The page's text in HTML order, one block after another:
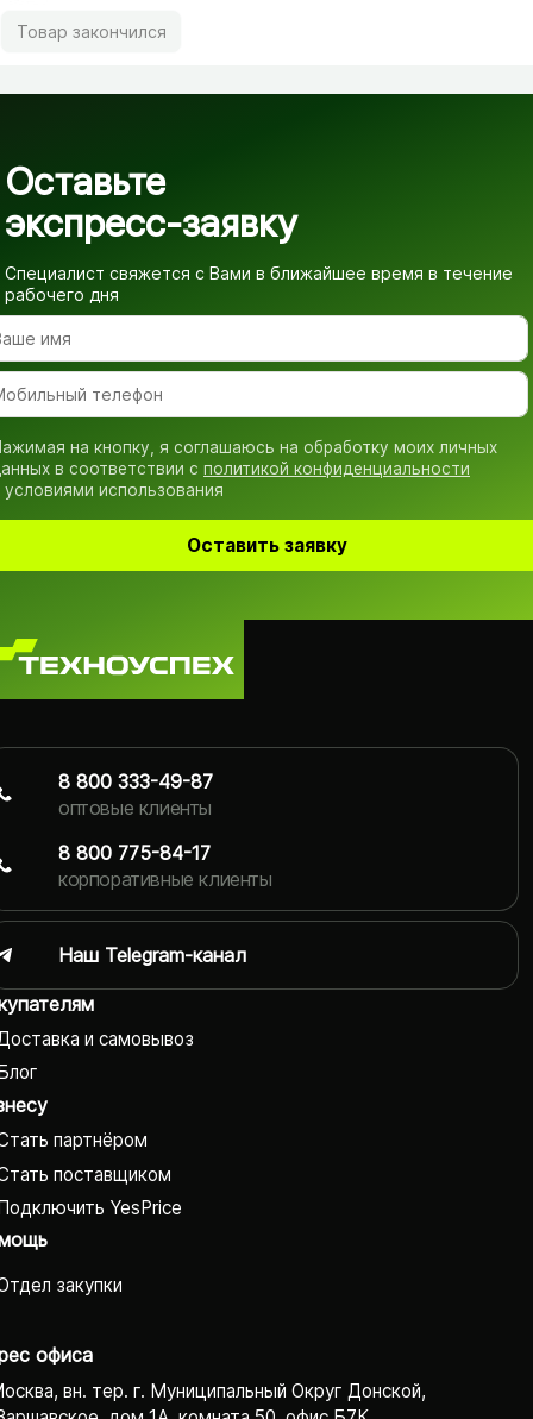
Товар закончился
Оставьте
экспресс-заявку
Специалист свяжется с Вами в ближайшее время в течение
рабочего дня
на кнопку, я соглашаюсь на обработку моих личных
в соответствии с политикой конфиденциальности
условиями использования
Оставить заявку
и самовывоз
партнёром
поставщиком
YesPrice
закупки
офиса
вн. тер. г. Муниципальный Округ Донской,
8 800 333-49-87
оптовые клиенты
8 800 775-84-17
корпоративные клиенты
Наш Telegram-канал